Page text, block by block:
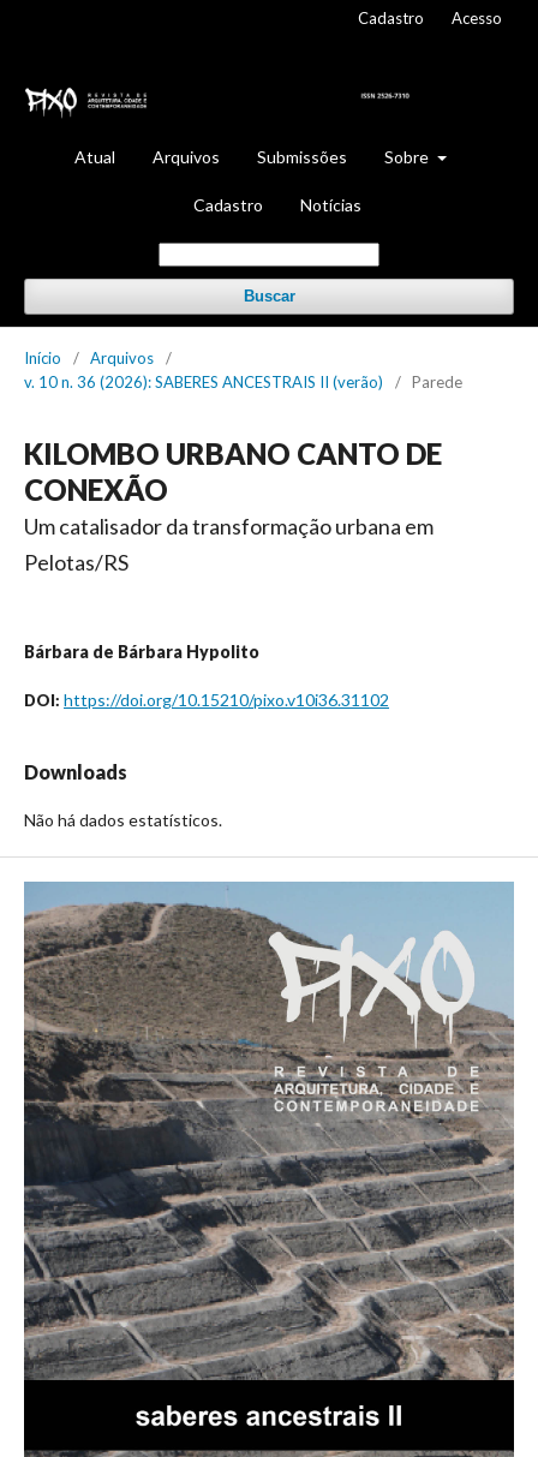
Atual Arquivos Submissões Sobre
Cadastro Notícias
Buscar
Cadastro Acesso
Início / Arquivos
/
v. 10 n. 36 (2026): SABERES ANCESTRAIS II (verão)
/ Parede
KILOMBO URBANO CANTO DE
CONEXÃO
Um catalisador da transformação urbana em
Pelotas/RS
Bárbara de Bárbara Hypolito
DOI: https://doi.org/10.15210/pixo.v10i36.31102
Downloads
Não há dados estatísticos.